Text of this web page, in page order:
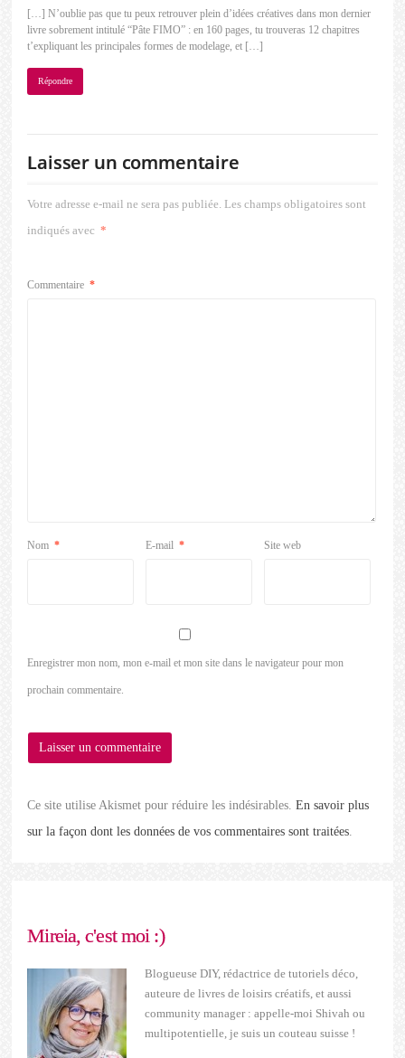
[…] N’oublie pas que tu peux retrouver plein d’idées créatives dans mon dernier
livre sobrement intitulé “Pâte FIMO” : en 160 pages, tu trouveras 12 chapitres
t’expliquant les principales formes de modelage, et […]
Répondre
Laisser un commentaire
Votre adresse e-mail ne sera pas publiée. Les champs obligatoires sont
indiqués avec *
Commentaire *
Nom * E-mail * Site web
Enregistrer mon nom, mon e-mail et mon site dans le navigateur pour mon
prochain commentaire.
Ce site utilise Akismet pour réduire les indésirables.En savoir plus
sur la façon dont les données de vos commentaires sont traitées
Mireia, c'est moi :)
Blogueuse DIY, rédactrice de tutoriels déco,
auteure de livres de loisirs créatifs, et aussi
community manager : appelle-moi Shivah ou
multipotentielle, je suis un couteau suisse !